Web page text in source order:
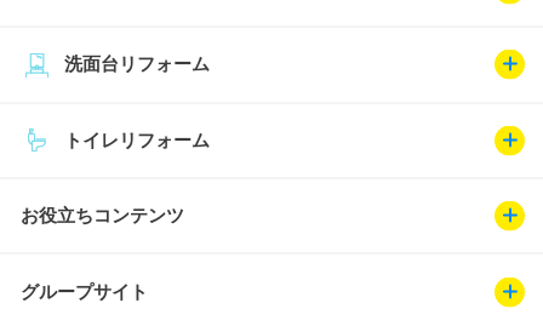
トイレリフォーム
洗面台リフォーム
お役立ちコンテンツ
グループサイト